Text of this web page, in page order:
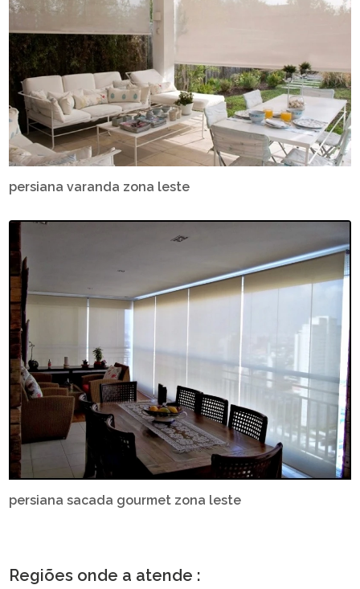
persiana varanda zona leste
persiana sacada gourmet zona leste
Regiões onde a atende :